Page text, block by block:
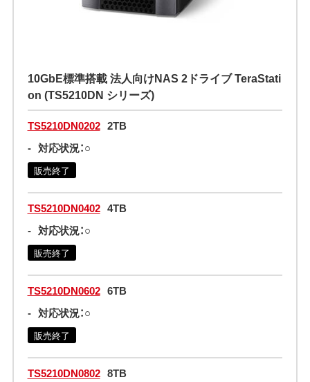
10GbE標準搭載 法人向けNAS 2ドライブ TeraStati
on (TS5210DN シリーズ)
TS5210DN0202 2TB
- 対応状況：○
販売終了
TS5210DN0402 4TB
- 対応状況：○
販売終了
TS5210DN0602 6TB
- 対応状況：○
販売終了
TS5210DN0802 8TB